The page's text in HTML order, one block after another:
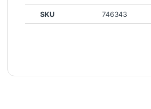
SKU 746343